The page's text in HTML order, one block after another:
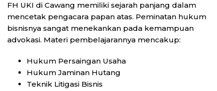
FH UKI di Cawang memiliki sejarah panjang dalam
mencetak pengacara papan atas. Peminatan hukum
bisnisnya sangat menekankan pada kemampuan
advokasi. Materi pembelajarannya mencakup:
Hukum Persaingan Usaha
Hukum Jaminan Hutang
Teknik Litigasi Bisnis